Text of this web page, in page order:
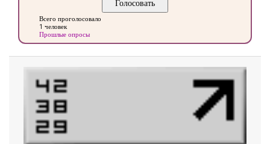
Всего проголосовало
1 человек
Прошлые опросы